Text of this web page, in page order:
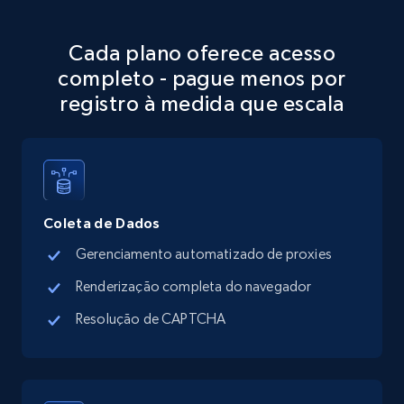
more.
13.2K+ 1.7K+ Comece grátis
Google Maps full information - discover
Address, Description, Business details, and
13.2K+ 1.7K+
Cada plano oferece acesso
completo - pague menos por
registro à medida que escala
Coleta de Dados
Gerenciamento automatizado de proxies
Renderização completa do navegador
Resolução de CAPTCHA